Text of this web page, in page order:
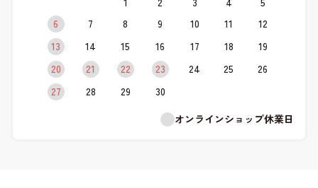
6
7 8 9 10 11
12
13
14 15 16 17 18
19
20
21 22 23 24 25
26
27
28 29
30
オンラインショップ休業日